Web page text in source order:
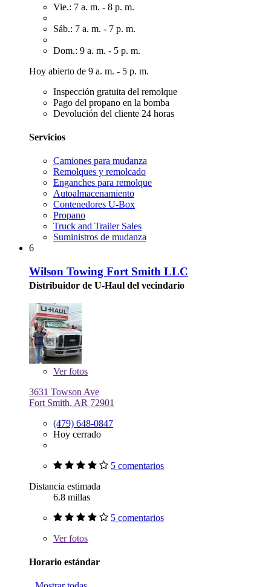
Vie.: 7 a. m. - 8 p. m.
Sáb.: 7 a. m. - 7 p. m.
Dom.: 9 a. m. - 5 p. m.
Hoy abierto de 9 a. m. - 5 p. m.
Inspección gratuita del remolque
Pago del propano en la bomba
Devolución del cliente 24 horas
Servicios
Camiones para mudanza
Remolques y remolcado
Enganches para remolque
Autoalmacenamiento
Contenedores U-Box
Propano
Truck and Trailer Sales
Suministros de mudanza
6
Wilson Towing Fort Smith LLC
Distribuidor de U-Haul del vecindario
Verfotos
3631 Towson Ave
Fort Smith, AR 72901
(479) 648-0847
Hoy cerrado
5 comentarios
Distancia estimada
6.8 millas
5 comentarios
Verfotos
Horario estándar